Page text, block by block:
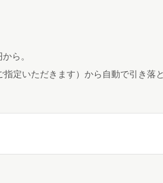
ら。
定いただきます）から自動で引き落